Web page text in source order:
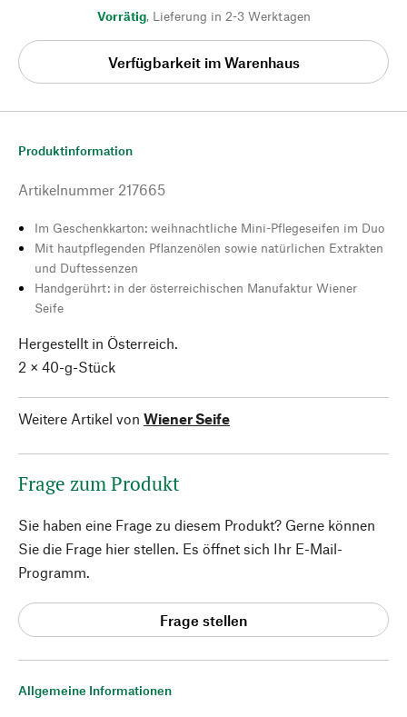
Vorrätig, Lieferung in 2-3 Werktagen
Verfügbarkeit im Warenhaus
Allgemeine Informationen
Produktinformation
Artikelnummer 217665
Im Geschenkkarton: weihnachtliche Mini-Pflegeseifen im Duo
Mit hautpflegenden Pflanzenölen sowie natürlichen Extrakten
und Duftessenzen
Handgerührt: in der österreichischen Manufaktur Wiener
Seife
Hergestellt in Österreich.
2 × 40-g-Stück
Weitere Artikel von Wiener Seife
Frage zum Produkt
Sie haben eine Frage zu diesem Produkt? Gerne können
Sie die Frage hier stellen. Es öffnet sich Ihr E-Mail-
Programm.
Frage stellen